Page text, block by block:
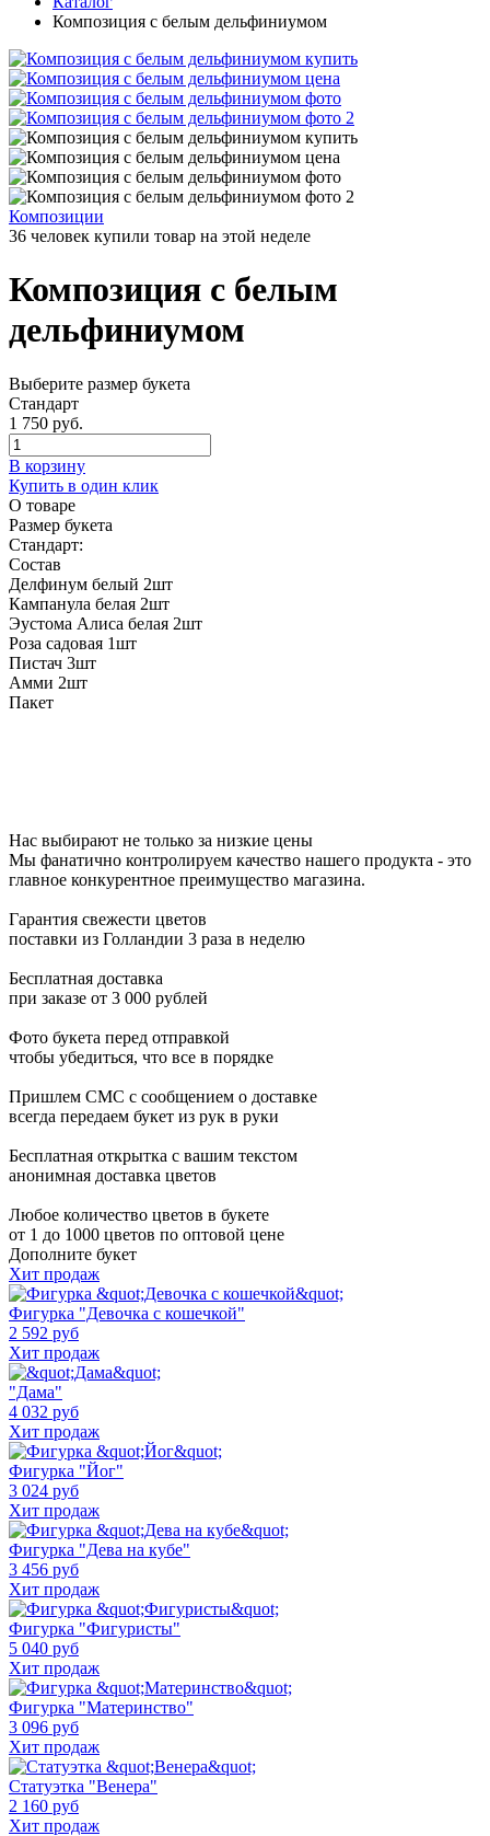
Композиция с белым дельфиниумом
Композиции
36 человек купили товар на этой неделе
Композиция с белым
дельфиниумом
Выберите размер букета
Стандарт
1 750 руб.
В корзину
Купить в один клик
О товаре
Размер букета
Стандарт:
Состав
Делфинум белый 2шт
Кампанула белая 2шт
Эустома Алиса белая 2шт
Роза садовая 1шт
Пистач 3шт
Амми 2шт
Пакет
Нас выбирают не только за низкие цены
Мы фанатично контролируем качество нашего продукта - это
главное конкурентное преимущество магазина.
Гарантия свежести цветов
поставки из Голландии 3 раза в неделю
Бесплатная доставка
при заказе от 3 000 рублей
Фото букета перед отправкой
чтобы убедиться, что все в порядке
Пришлем СМС с сообщением о доставке
всегда передаем букет из рук в руки
Бесплатная открытка с вашим текстом
анонимная доставка цветов
Любое количество цветов в букете
от 1 до 1000 цветов по оптовой цене
Дополните букет
Хит продаж
Фигурка "Девочка с кошечкой"
2 592 руб
Хит продаж
"Дама"
4 032 руб
Хит продаж
Фигурка "Йог"
3 024 руб
Хит продаж
Фигурка "Дева на кубе"
3 456 руб
Хит продаж
Фигурка "Фигуристы"
5 040 руб
Хит продаж
Фигурка "Материнство"
3 096 руб
Хит продаж
Статуэтка "Венера"
2 160 руб
Хит продаж